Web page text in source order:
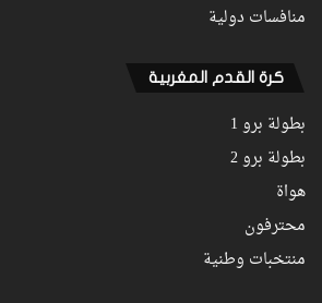
منافسات دولية
كرة القدم المغربية
بطولة برو 1
بطولة برو 2
هواة
محترفون
منتخبات وطنية